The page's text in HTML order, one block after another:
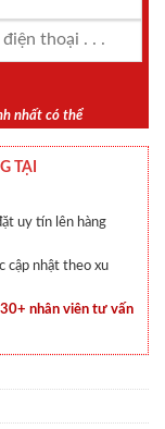
nhất có thể
TẠI
uy tín lên hàng
cập nhật theo xu
30+ nhân viên tư vấn